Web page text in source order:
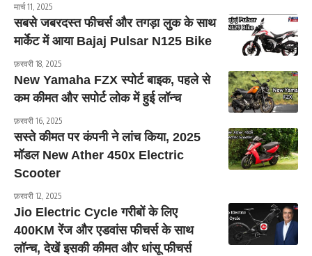
मार्च 11, 2025
सबसे जबरदस्त फीचर्स और तगड़ा लुक के साथ
मार्केट में आया Bajaj Pulsar N125 Bike
फ़रवरी 18, 2025
New Yamaha FZX स्पोर्ट बाइक, पहले से
कम कीमत और सपोर्ट लोक में हुई लॉन्च
फ़रवरी 16, 2025
सस्ते कीमत पर कंपनी ने लांच किया, 2025
मॉडल New Ather 450x Electric
Scooter
फ़रवरी 12, 2025
Jio Electric Cycle गरीबों के लिए
400KM रेंज और एडवांस फीचर्स के साथ
लॉन्च, देखें इसकी कीमत और धांसू फीचर्स